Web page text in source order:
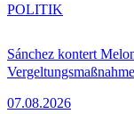
Sánchez kontert
07.08.2026
POLITIK